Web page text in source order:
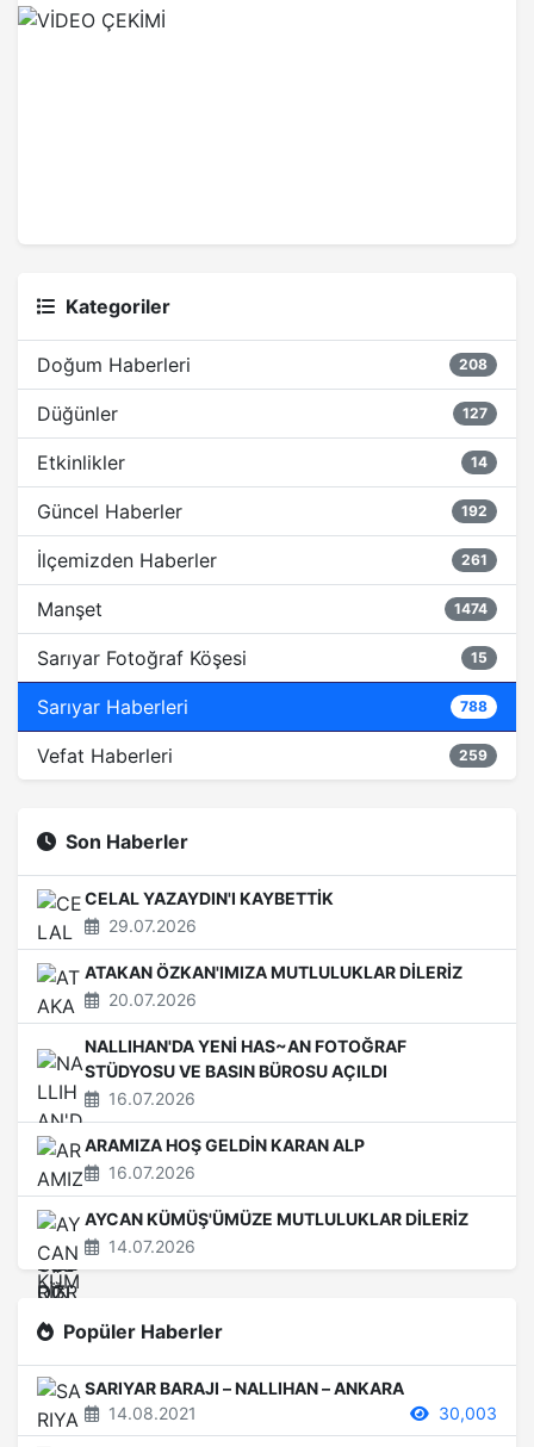
Kategoriler
Doğum Haberleri 208
Düğünler 127
Etkinlikler 14
Güncel Haberler 192
İlçemizden Haberler 261
Manşet 1474
Sarıyar Fotoğraf Köşesi 15
Sarıyar Haberleri 788
Vefat Haberleri 259
Son Haberler
CELAL YAZAYDIN'I KAYBETTİK
29.07.2026
ATAKAN ÖZKAN'IMIZA MUTLULUKLAR DİLERİZ
20.07.2026
NALLIHAN'DA YENİ HAS~AN FOTOĞRAF
STÜDYOSU VE BASIN BÜROSU AÇILDI
16.07.2026
ARAMIZA HOŞ GELDİN KARAN ALP
16.07.2026
AYCAN KÜMÜŞ'ÜMÜZE MUTLULUKLAR DİLERİZ
14.07.2026
Popüler Haberler
SARIYAR BARAJI – NALLIHAN – ANKARA
14.08.2021
30,003